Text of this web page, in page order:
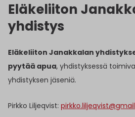
Eläkeliiton
yhdistys
Eläkeliiton Janakkalan
pyytää apua, yhdistyksessä
yhdistyksen jäseniä.
Pirkko Liljeqvist: